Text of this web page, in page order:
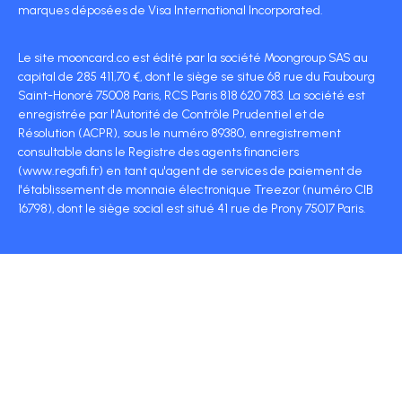
marques déposées de Visa International Incorporated.
Le site mooncard.co est édité par la société Moongroup SAS au
capital de 285 411,70 €, dont le siège se situe 68 rue du Faubourg
Saint-Honoré 75008 Paris, RCS Paris 818 620 783. La société est
enregistrée par l'Autorité de Contrôle Prudentiel et de
Résolution (ACPR), sous le numéro 89380, enregistrement
consultable dans le Registre des agents financiers
(www.regafi.fr) en tant qu'agent de services de paiement de
l'établissement de monnaie électronique Treezor (numéro CIB
16798), dont le siège social est situé 41 rue de Prony 75017 Paris.